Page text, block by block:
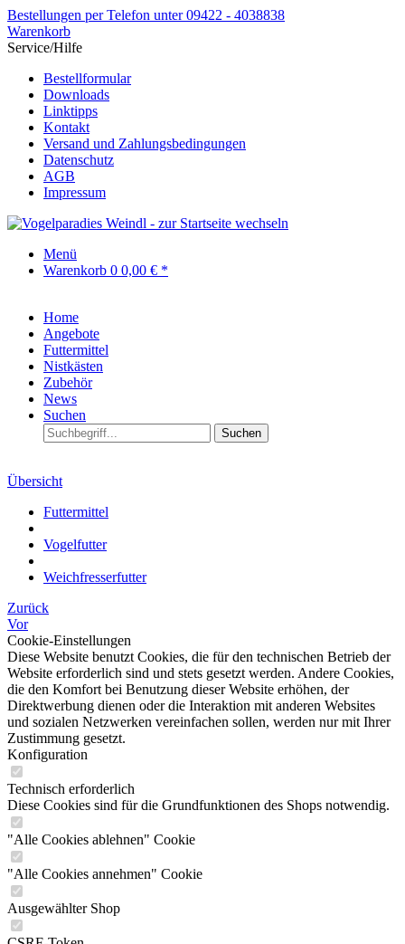
Bestellungen per Telefon unter 09422 - 4038838
Warenkorb
Service/Hilfe
Bestellformular
Downloads
Linktipps
Kontakt
Versand und Zahlungsbedingungen
Datenschutz
AGB
Impressum
Menü
Warenkorb 0 0,00 € *
Home
Angebote
Futtermittel
Nistkästen
Zubehör
News
Suchen
Suchen
Übersicht
Futtermittel
Vogelfutter
Weichfresserfutter
Zurück
Vor
Cookie-Einstellungen
Diese Website benutzt Cookies, die für den technischen Betrieb der
Website erforderlich sind und stets gesetzt werden. Andere Cookies,
die den Komfort bei Benutzung dieser Website erhöhen, der
Direktwerbung dienen oder die Interaktion mit anderen Websites
und sozialen Netzwerken vereinfachen sollen, werden nur mit Ihrer
Zustimmung gesetzt.
Konfiguration
Technisch erforderlich
Diese Cookies sind für die Grundfunktionen des Shops notwendig.
"Alle Cookies ablehnen" Cookie
"Alle Cookies annehmen" Cookie
Ausgewählter Shop